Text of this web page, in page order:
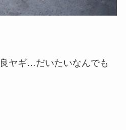
ヤギ…だいたいなんでも